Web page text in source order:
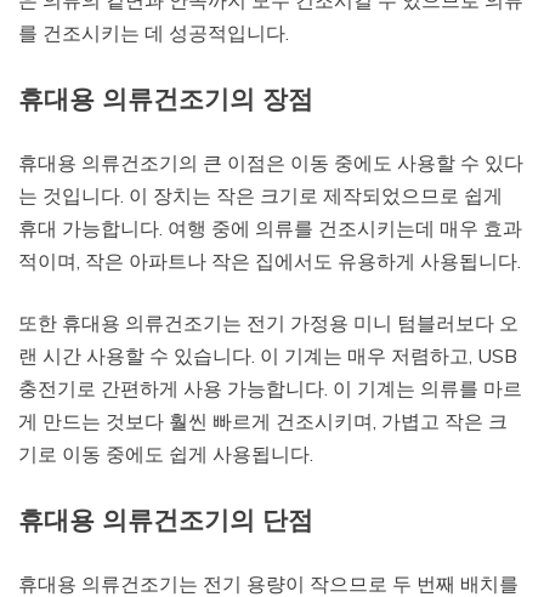
를 건조시키는 데 성공적입니다.
휴대용 의류건조기의 장점
휴대용 의류건조기의 큰 이점은 이동 중에도 사용할 수 있다
는 것입니다. 이 장치는 작은 크기로 제작되었으므로 쉽게
휴대 가능합니다. 여행 중에 의류를 건조시키는데 매우 효과
적이며, 작은 아파트나 작은 집에서도 유용하게 사용됩니다.
또한 휴대용 의류건조기는 전기 가정용 미니 텀블러보다 오
랜 시간 사용할 수 있습니다. 이 기계는 매우 저렴하고, USB
충전기로 간편하게 사용 가능합니다. 이 기계는 의류를 마르
게 만드는 것보다 훨씬 빠르게 건조시키며, 가볍고 작은 크
기로 이동 중에도 쉽게 사용됩니다.
휴대용 의류건조기의 단점
휴대용 의류건조기는 전기 용량이 작으므로 두 번째 배치를